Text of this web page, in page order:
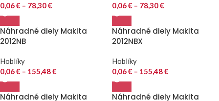
0,06€ – 78,30€
0,06€ – 78,30€
Náhradné diely Makita
2012NB
Hoblíky
0,06€ – 155,48€
Náhradné diely Makita
2012NBX
Hoblíky
0,06€ – 155,48€
Náhradné diely Makita
Náhradné diely Makita